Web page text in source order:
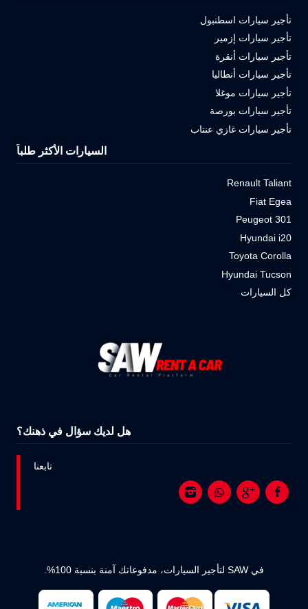
تأجير سيارات اسطنبول
تأجير سيارات إزمير
تأجير سيارات أنقرة
تأجير سيارات أنطاليا
تأجير سيارات موغلا
تأجير سيارات بورصة
تأجير سيارات غازي عنتاب
السيارات الأكثر طلباً
Renault Taliant
Fiat Egea
Peugeot 301
Hyundai i20
Toyota Corolla
Hyundai Tucson
كل السيارات
هل لديك سؤال في ذهنك؟
تابعنا
في SAW لتأجير السيارات، مدفوعاتك آمنة بنسبة 100%.